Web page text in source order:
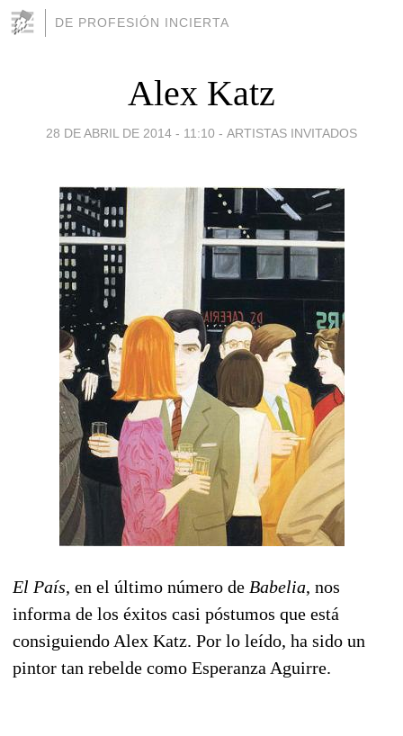
DE PROFESIÓN INCIERTA
Alex Katz
28 DE ABRIL DE 2014 - 11:10 - ARTISTAS INVITADOS
El País, en el último número de Babelia, nos
informa de los éxitos casi póstumos que está
consiguiendo Alex Katz. Por lo leído, ha sido un
pintor tan rebelde como Esperanza Aguirre.